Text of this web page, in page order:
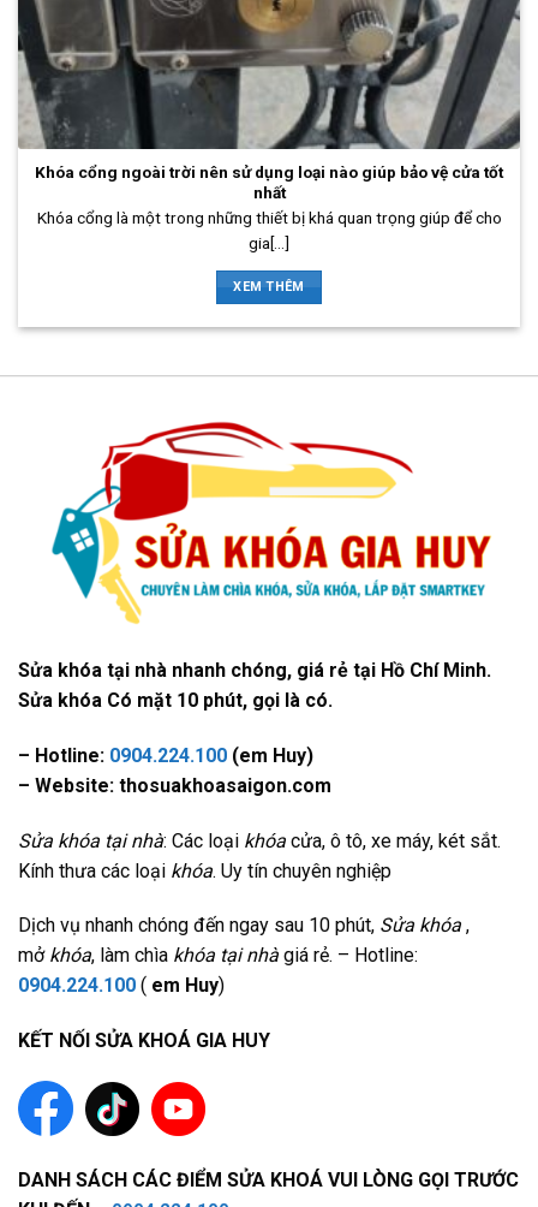
Khóa cổng ngoài trời nên sử dụng loại nào giúp bảo vệ cửa tốt
nhất
Khóa cổng là một trong những thiết bị khá quan trọng giúp để cho
gia[...]
XEM THÊM
Sửa khóa tại nhà nhanh chóng, giá rẻ tại Hồ Chí Minh.
Sửa khóa Có mặt 10 phút, gọi là có.
– Hotline: 0904.224.100 (em Huy)
– Website: thosuakhoasaigon.com
Sửa khóa tại nhà: Các loại khóa cửa, ô tô, xe máy, két sắt.
Kính thưa các loại khóa. Uy tín chuyên nghiệp
Dịch vụ nhanh chóng đến ngay sau 10 phút, Sửa khóa ,
mở khóa, làm chìa khóa tại nhà giá rẻ. – Hotline:
0904.224.100 ( em Huy)
KẾT NỐI SỬA KHOÁ GIA HUY
DANH SÁCH CÁC ĐIỂM SỬA KHOÁ VUI LÒNG GỌI TRƯỚC